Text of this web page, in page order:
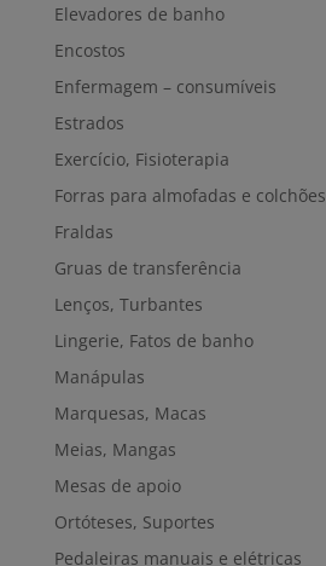
Elevadores de banho
Encostos
Enfermagem – consumíveis
Estrados
Exercício, Fisioterapia
Forras para almofadas e colchões
Fraldas
Gruas de transferência
Lenços, Turbantes
Lingerie, Fatos de banho
Manápulas
Marquesas, Macas
Meias, Mangas
Mesas de apoio
Ortóteses, Suportes
Pedaleiras manuais e elétricas